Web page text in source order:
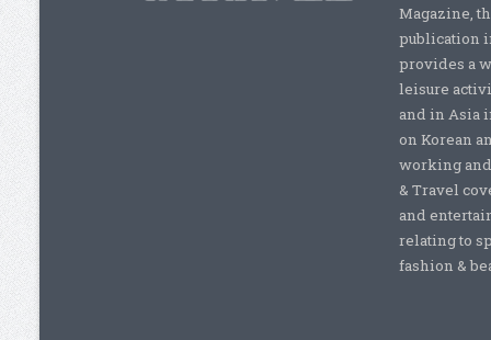
Magazine,
publication
provides a
leisure
and in Asia
on Korean
working
& Travel
and
relating to
fashion &